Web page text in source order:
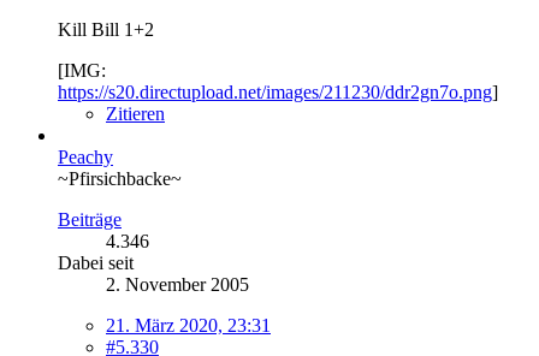
Kill Bill 1+2
[IMG:
https://s20.directupload.net/images/211230/ddr2gn7o.png]
Zitieren
Peachy
~Pfirsichbacke~
Beiträge
4.346
Dabei seit
2. November 2005
21. März 2020, 23:31
#5.330